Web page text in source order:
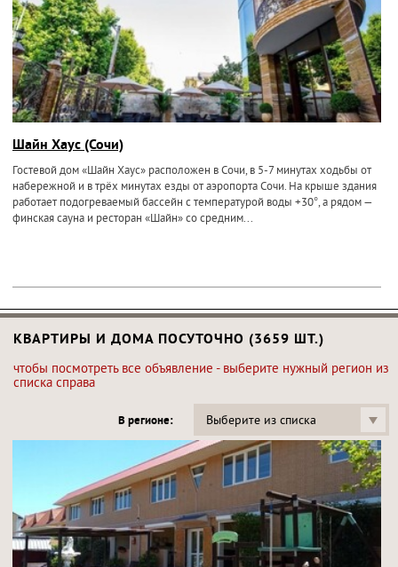
Шайн Хаус (Сочи)
Гостевой дом «Шайн Хаус» расположен в Сочи, в 5-7 минутах ходьбы от
набережной и в трёх минутах езды от аэропорта Сочи. На крыше здания
работает подогреваемый бассейн с температурой воды +30°, а рядом —
финская сауна и ресторан «Шайн» со средним...
КВАРТИРЫ И ДОМА ПОСУТОЧНО (3659 ШТ.)
чтобы посмотреть все объявление - выберите нужный регион из
списка справа
В регионе: Выберите из списка